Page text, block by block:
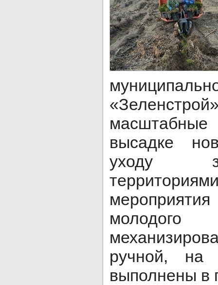
высадке
уходу
ручной,
выполнены в